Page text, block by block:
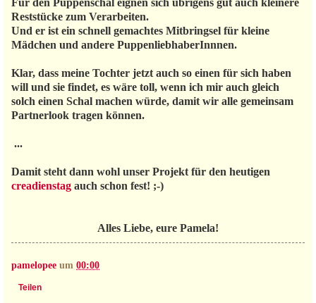
Reststücke zum Verarbeiten.
Und er ist ein schnell gemachtes Mitbringsel für kleine
Mädchen und andere PuppenliebhaberInnnen.
Klar, dass meine Tochter jetzt auch so einen für sich haben
will und sie findet, es wäre toll, wenn ich mir auch gleich
solch einen Schal machen würde, damit wir alle gemeinsam
Partnerlook tragen können.
...
Damit steht dann wohl unser Projekt für den heutigen
creadienstag auch schon fest! ;-)
Alles Liebe, eure Pamela!
pamelopee um 00:00
Teilen